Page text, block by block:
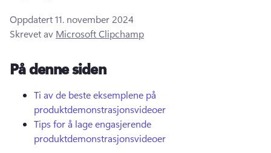
Logg på
Oppdatert11. november 2024
Skrevet av Microsoft Clipchamp
På denne siden
Ti av de beste eksemplene på
produktdemonstrasjonsvideoer
Tips for å lage engasjerende
produktdemonstrasjonsvideoer